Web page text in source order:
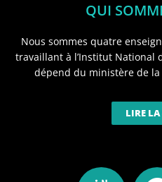
QUI
Nous sommes quatre
travaillant à l’Institut National
dépend du ministère de
LIRE